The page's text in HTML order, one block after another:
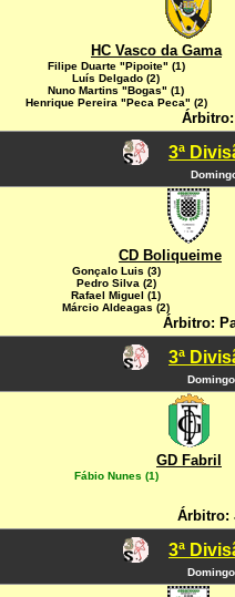
HC Vasco da Gama
Filipe Duarte "Pipoite" (1)
Luís Delgado (2)
Nuno Martins "Bogas" (1)
Henrique Pereira "Peca Peca" (2)
Árbitro:
3ª
CD Boliqueime
Gonçalo Luis (3)
Pedro Silva (2)
Rafael Miguel (1)
Márcio Aldeagas (2)
Árbitro:
3ª
GD Fabril
Fábio Nunes (1)
Árbitro:
3ª